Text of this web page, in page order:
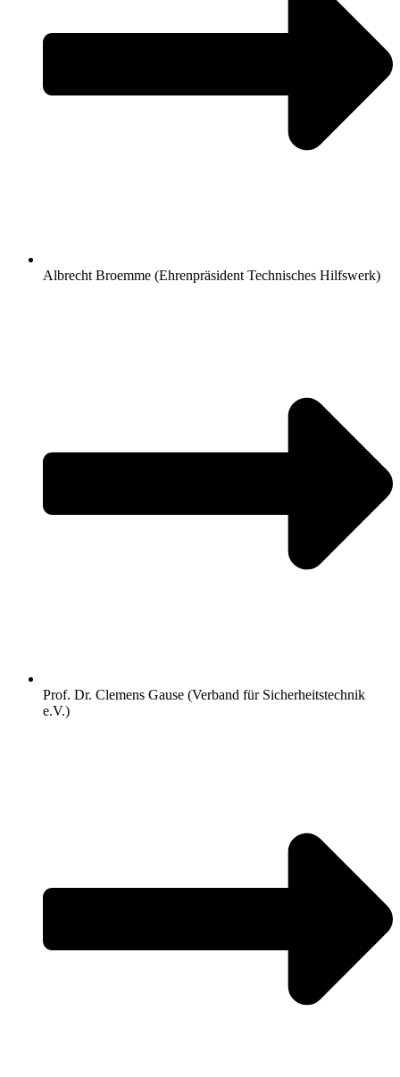
Albrecht Broemme (Ehrenpräsident Technisches Hilfswerk)
Prof. Dr. Clemens Gause (Verband für Sicherheitstechnik
e.V.)